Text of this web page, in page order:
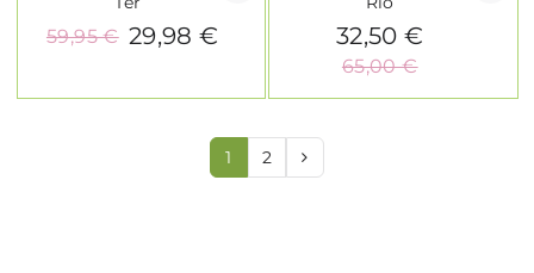
29,98 €
59,95 € 32,50 €
65,00 €
1 2